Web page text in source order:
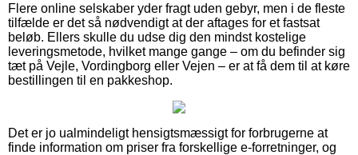
Flere online selskaber yder fragt uden gebyr, men i de fleste
tilfælde er det så nødvendigt at der aftages for et fastsat
beløb. Ellers skulle du udse dig den mindst kostelige
leveringsmetode, hvilket mange gange – om du befinder sig
tæt på Vejle, Vordingborg eller Vejen – er at få dem til at køre
bestillingen til en pakkeshop.
Det er jo ualmindeligt hensigtsmæssigt for forbrugerne at
finde information om priser fra forskellige e-forretninger, og